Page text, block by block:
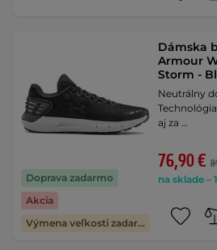
Doprava zadarmo
Akcia
Výmena veľkosti zadarmo
Dámska
Armour
Storm -
Neutrálny
aj za …
76,90 €
na sklade –